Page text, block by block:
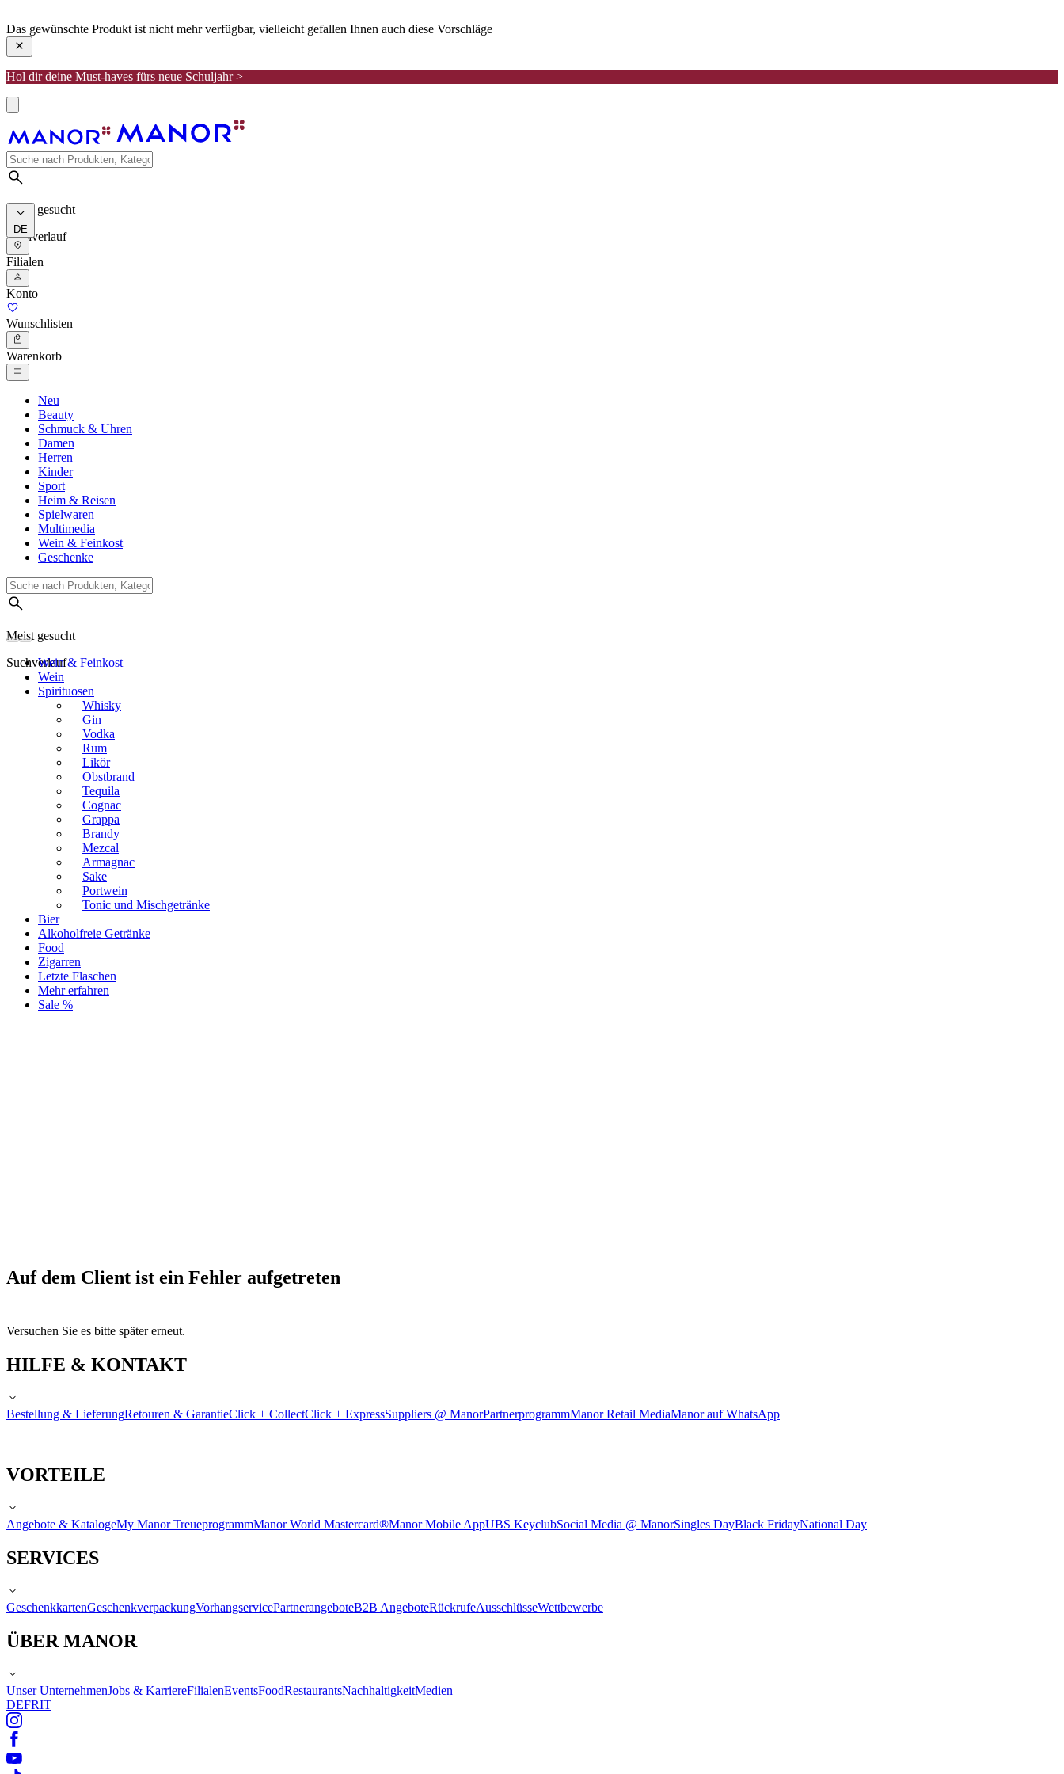
Das gewünschte Produkt ist nicht mehr verfügbar, vielleicht gefallen Ihnen auch diese Vorschläge
Hol dir deine Must-haves fürs neue Schuljahr >
Meist gesucht
Suchverlauf
DE
Filialen
Konto
Wunschlisten
Warenkorb
Neu
Beauty
Schmuck & Uhren
Damen
Herren
Kinder
Sport
Heim & Reisen
Spielwaren
Multimedia
Wein & Feinkost
Geschenke
Meist gesucht
SuchverlaufWein & Feinkost
Wein
Spirituosen
Whisky
Gin
Vodka
Rum
Likör
Obstbrand
Tequila
Cognac
Grappa
Brandy
Mezcal
Armagnac
Sake
Portwein
Tonic und Mischgetränke
Bier
Alkoholfreie Getränke
Food
Zigarren
Letzte Flaschen
Mehr erfahren
Sale %
Auf dem Client ist ein Fehler aufgetreten
Versuchen Sie es bitte später erneut.
HILFE & KONTAKT
Bestellung & LieferungRetouren & GarantieClick + CollectClick + ExpressSuppliers @ ManorPartnerprogrammManor Retail MediaManor auf WhatsApp
VORTEILE
Angebote & KatalogeMy Manor TreueprogrammManor World Mastercard®Manor Mobile AppUBS KeyclubSocial Media @ ManorSingles DayBlack FridayNational Day
SERVICES
GeschenkkartenGeschenkverpackungVorhangservicePartnerangeboteB2B AngeboteRückrufeAusschlüsseWettbewerbe
ÜBER MANOR
Unser UnternehmenJobs & KarriereFilialenEventsFoodRestaurantsNachhaltigkeitMedien
DEFRIT